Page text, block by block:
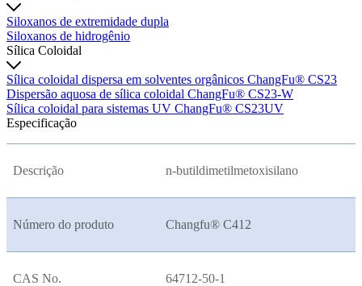
Siloxanos de extremidade dupla
Siloxanos de hidrogênio
Sílica Coloidal
Sílica coloidal dispersa em solventes orgânicos ChangFu® CS23
Dispersão aquosa de sílica coloidal ChangFu® CS23-W
Sílica coloidal para sistemas UV ChangFu® CS23UV
Especificação
Descrição n-butildimetilmetoxisilano
Número do produto Changfu® C412
CAS No. 64712-50-1